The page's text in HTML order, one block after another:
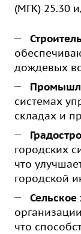
(МГК) 25.30
дождевых
системах
складах и
городских
что
городской
Сельское
что